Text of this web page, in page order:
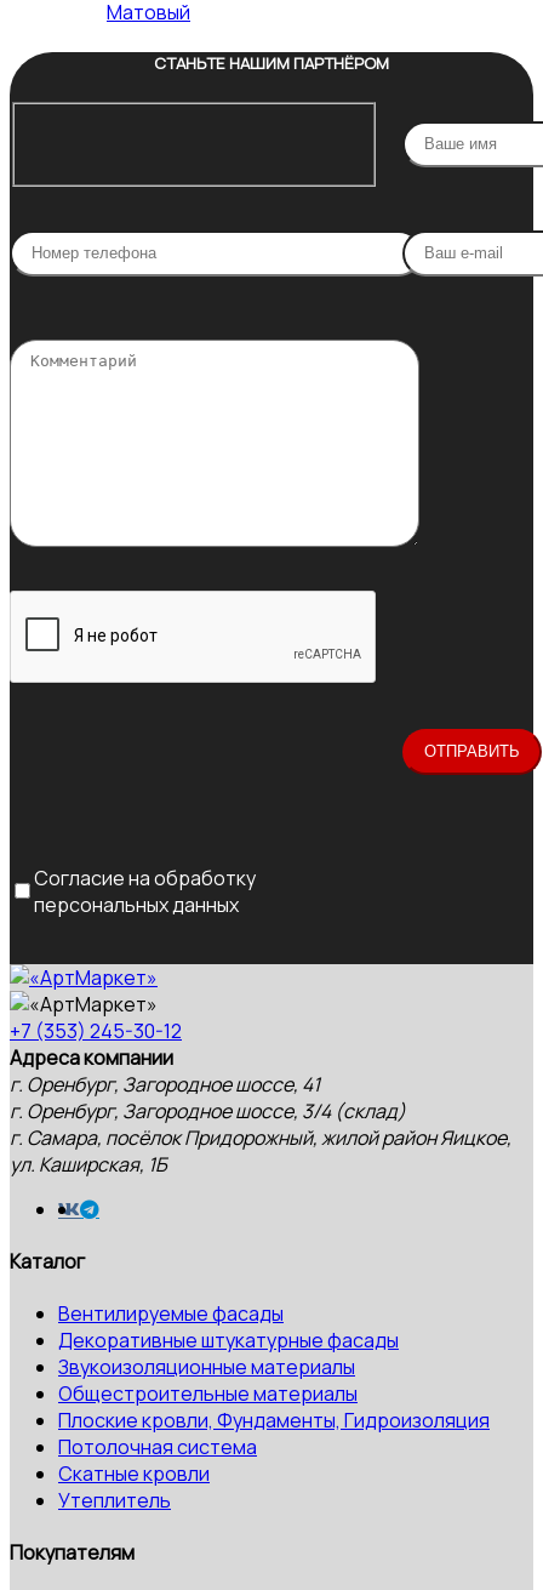
Матовый
СТАНЬТЕ НАШИМ ПАРТНЁРОМ
Согласие на обработку
персональных данных
+7 (353) 245-30-12
Адреса компании
г. Оренбург, Загородное шоссе, 41
г. Оренбург, Загородное шоссе, 3/4 (склад)
г. Самара, посёлок Придорожный, жилой район Яицкое,
ул. Каширская, 1Б
Каталог
Вентилируемые фасады
Декоративные штукатурные фасады
Звукоизоляционные материалы
Общестроительные материалы
Плоские кровли, Фундаменты, Гидроизоляция
Потолочная система
Скатные кровли
Утеплитель
Покупателям